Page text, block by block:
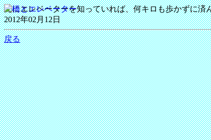
先にエレベーターを知っていれば、何キロも歩かずに済
2012年02月12日
戻る